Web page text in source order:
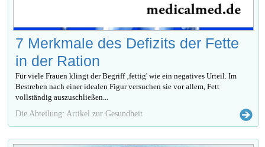
7 Merkmale des Defizits der Fette
in der Ration
Für viele Frauen klingt der Begriff ‚fettig' wie ein negatives Urteil. Im
Bestreben nach einer idealen Figur versuchen sie vor allem, Fett
vollständig auszuschließen...
Die Abteilung: Artikel zur Gesundheit